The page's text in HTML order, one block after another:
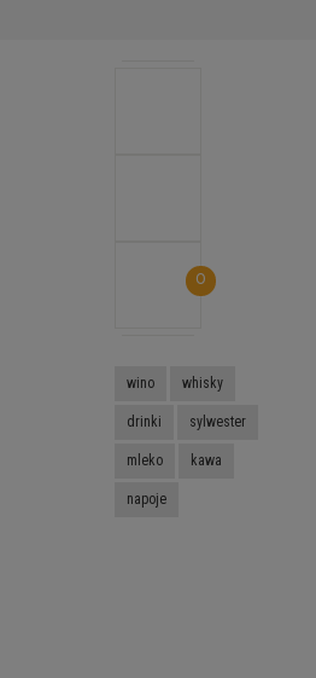
0
wino whisky
drinki sylwester
mleko kawa
napoje